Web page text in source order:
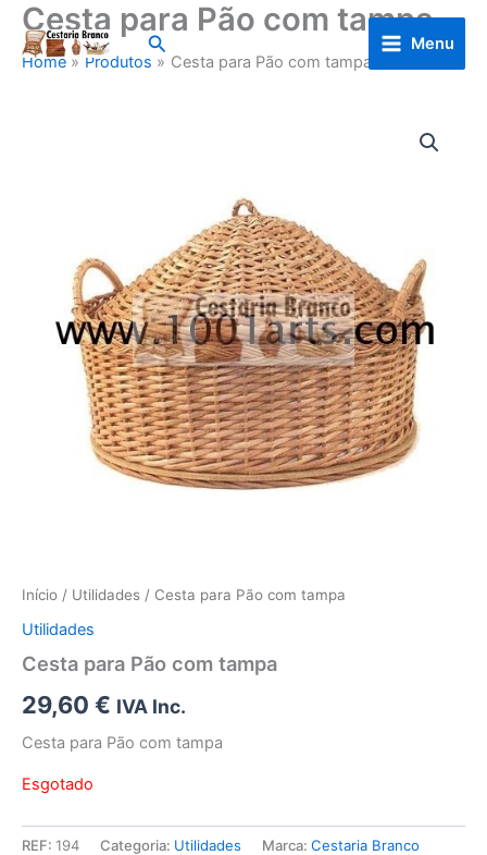
Skip
content
Search Menu
Cesta para Pão com tampa
Home Produtos Cesta para Pão com tampa
Início / Utilidades / Cesta para Pão com tampa
Utilidades
Cesta para Pão com tampa
29,60 € IVA Inc.
Cesta para Pão com tampa
Esgotado
REF: 194 Categoria: Utilidades Marca: Cestaria Branco